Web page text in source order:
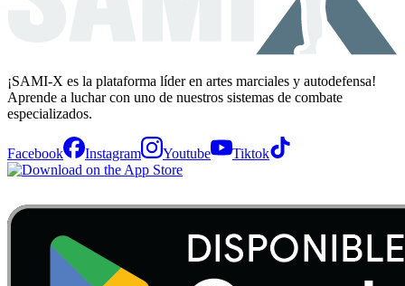
¡SAMI-X es la plataforma líder en artes marciales y autodefensa!
Aprende a luchar con uno de nuestros sistemas de combate
especializados.
Facebook Instagram Youtube Tiktok